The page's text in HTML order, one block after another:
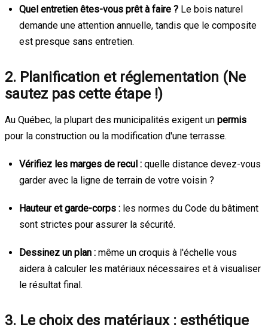
Quel entretien êtes-vous prêt à faire ? Le bois naturel
demande une attention annuelle, tandis que le composite
est presque sans entretien.
2. Planification et réglementation (Ne
sautez pas cette étape !)
Au Québec, la plupart des municipalités exigent un permis
pour la construction ou la modification d'une terrasse.
Vérifiez les marges de recul : quelle distance devez-vous
garder avec la ligne de terrain de votre voisin ?
Hauteur et garde-corps : les normes du Code du bâtiment
sont strictes pour assurer la sécurité.
Dessinez un plan : même un croquis à l'échelle vous
aidera à calculer les matériaux nécessaires et à visualiser
le résultat final.
3. Le choix des matériaux : esthétique